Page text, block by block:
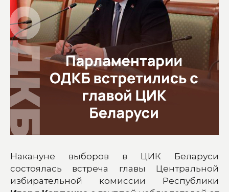
Накануне выборов в ЦИК Беларуси
состоялась встреча главы Центральной
избирательной комиссии Республики